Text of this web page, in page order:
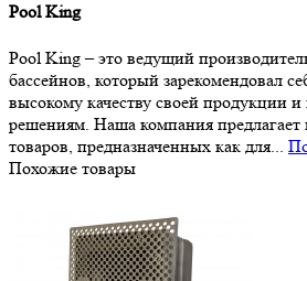
Pool King
Pool King – это ведущий
бассейнов, который зарекомендовал
высокому качеству своей продукции
решениям. Наша компания
товаров, предназначенных как для...
Похожие товары